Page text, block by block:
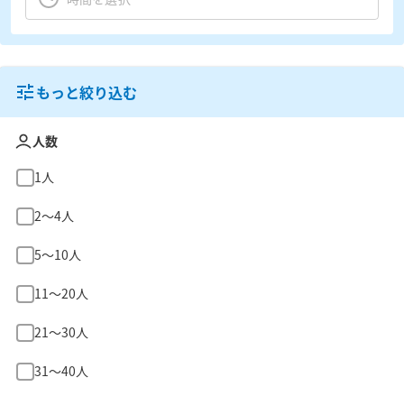
もっと絞り込む
人数
1人
2〜4人
5〜10人
11〜20人
21〜30人
31〜40人